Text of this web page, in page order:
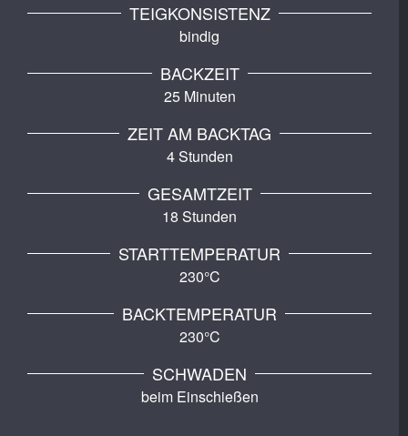
TEIGKONSISTENZ
bindig
BACKZEIT
25 Minuten
ZEIT AM BACKTAG
4 Stunden
GESAMTZEIT
18 Stunden
STARTTEMPERATUR
230°C
BACKTEMPERATUR
230°C
SCHWADEN
beim Einschießen